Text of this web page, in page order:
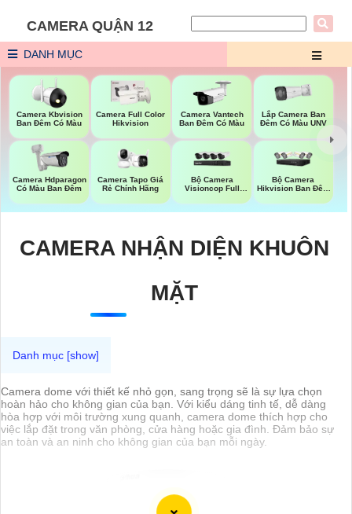
CAMERA QUẬN 12
DANH MỤC
Camera Kbvision
Ban Đêm Có Màu
Camera Full Color
Hikvision
Camera Vantech
Ban Đêm Có Màu
Lắp Camera Ban
Đêm Có Màu UNV
Camera Hdparagon
Có Màu Ban Đêm
Camera Tapo Giá
Rẻ Chính Hãng
Bộ Camera
Visioncop Full
Bộ Camera
Hikvision Ban Đêm
CAMERA NHẬN DIỆN KHUÔN
MẶT
Camera dome với thiết kế nhỏ gọn, sang trọng sẽ là sự lựa chọn
hoàn hảo cho không gian của bạn. Với kiểu dáng tinh tế, dễ dàng
hòa hợp với môi trường xung quanh, camera dome thích hợp cho
việc lắp đặt trong văn phòng, cửa hàng hoặc gia đình. Đảm bảo sự
an toàn và an ninh cho không gian của bạn mỗi ngày.